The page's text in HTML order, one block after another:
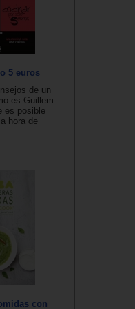
5 euros
de un
es Guillem
es posible
hora de
con